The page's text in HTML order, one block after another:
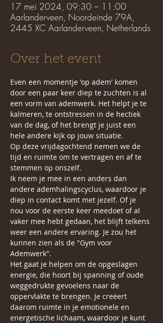
17 mei 2024, 09:30 – 11:00
Aarlanderveen, Noordeinde 79A,
2445 XC Aarlanderveen, Netherlands
Over het event
Even een momentje 'op adem' komen
door een paar keer diep te zuchten is al
een vorm van ademwerk. Het helpt je te
kalmeren, te ontstressen in de hectiek
van de dag, of het brengt je juist een
hele andere kijk op jouw situatie.
Op deze vrijdagochtend nemen we de
tijd en ruimte om te vertragen en af te
stemmen op onszelf.
Ik neem je mee in een anders dan
andere ademhalingscyclus, waardoor je
diep in contact komt met jezelf. Of je
nou voor de eerste keer meedoet of al
vaker mee hebt gedaan, het blijft telkens
weer een andere ervaring. Je zou het
kunnen zien als de "Gym voor
Ademwerk".
Het gaat je helpen om de opgeslagen
energie, die hoort bij spanning of oude
weggedrukte gevoelens naar de
oppervlakte te brengen. Je creëert
daarom ruimte in je emotionele en
energetische lichaam, waardoor je kunt